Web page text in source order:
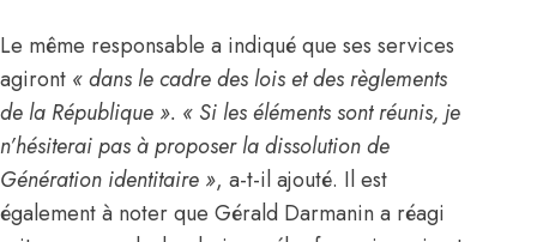
Le même responsable a indiqué que ses services
agiront « dans le cadre des lois et des règlements
de la République ». « Si les éléments sont réunis, je
n’hésiterai pas à proposer la dissolution de
Génération identitaire », a-t-il ajouté. Il est
également à noter que Gérald Darmanin a réagi